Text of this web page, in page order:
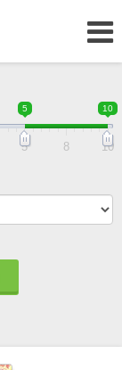
5 10
5 8 10